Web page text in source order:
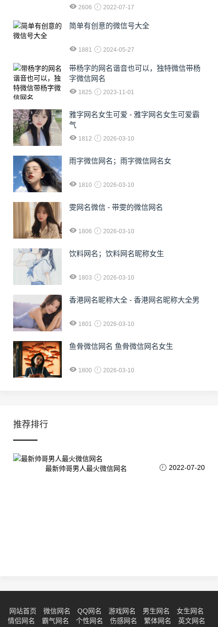
2606 2022-07-17
简单有创意的微信号大全
1881 2024-05-27
​带杨字的网名谐音也可以，独特微信带杨
字微信网名
1825 2023-11-01
雅字网名女生可爱 - 雅字网名女生可爱霸
气
1812 2026-03-10
雨字微信网名；雨字微信网名女
1810 2026-03-10
雯网名微信 - 带雯的微信网名
1806 2026-03-10
饮料网名；饮料网名昵称女生
1803 2026-03-10
香港网名昵称大全 - 香港网名昵称大全男
1801 2026-03-10
鱼骨微信网名 鱼骨微信网名女生
1800 2026-03-10
推荐排行
最新帅哥男人最火微信网名 2022-07-20
网站首页 微信网名 QQ网名 游戏网名 男生网名
女生网名
情侣网名
霸气网名 个性网名 伤感网名 繁体网名
英文网名